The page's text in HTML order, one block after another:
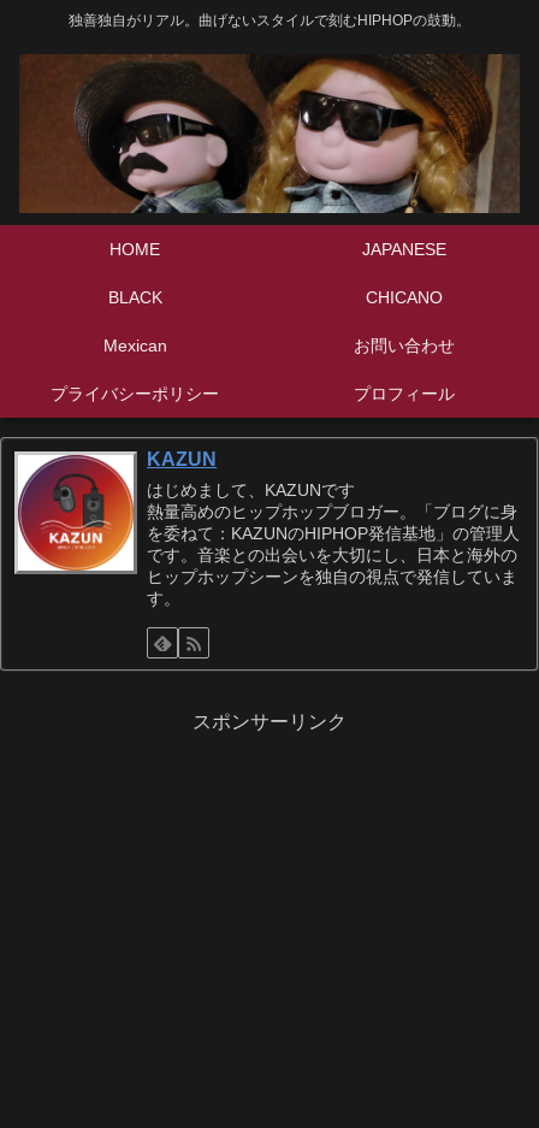
独善独自がリアル。曲げないスタイルで刻むHIPHOPの鼓動。
HOME JAPANESE
BLACK CHICANO
Mexican お問い合わせ
プライバシーポリシー プロフィール
KAZUN
はじめまして、KAZUNです
熱量高めのヒップホップブロガー。「ブログに身
を委ねて：KAZUNのHIPHOP発信基地」の管理人
です。音楽との出会いを大切にし、日本と海外の
ヒップホップシーンを独自の視点で発信していま
す。
スポンサーリンク